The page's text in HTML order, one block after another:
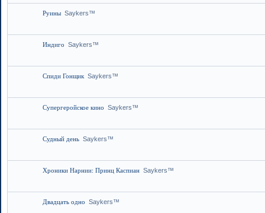
Руины Saykers™
Индиго Saykers™
Спиди Гонщик Saykers™
Супергеройское кино Saykers™
Судный день Saykers™
Хроники Нарнии: Принц Каспиан Saykers™
Двадцать одно Saykers™